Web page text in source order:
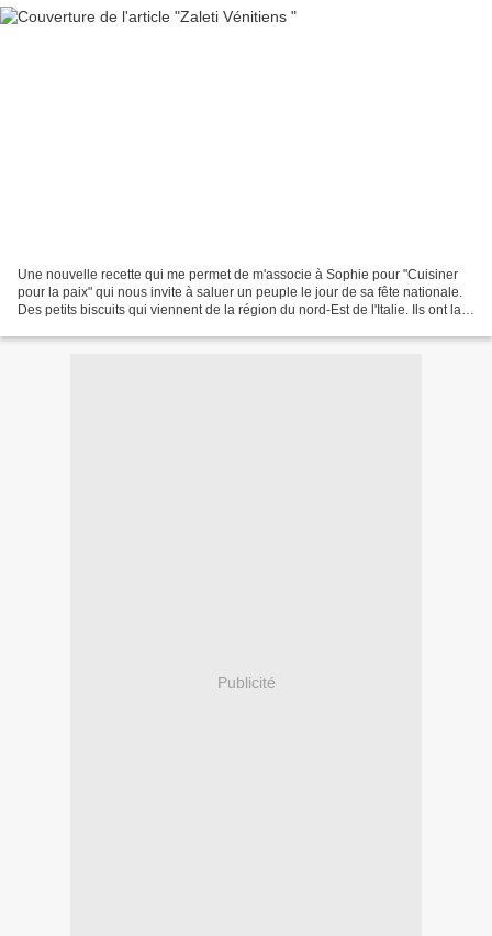
Une nouvelle recette qui me permet de m'associe à Sophie pour "Cuisiner
pour la paix" qui nous invite à saluer un peuple le jour de sa fête nationale.
Des petits biscuits qui viennent de la région du nord-Est de l'Italie. Ils ont la
Publicité